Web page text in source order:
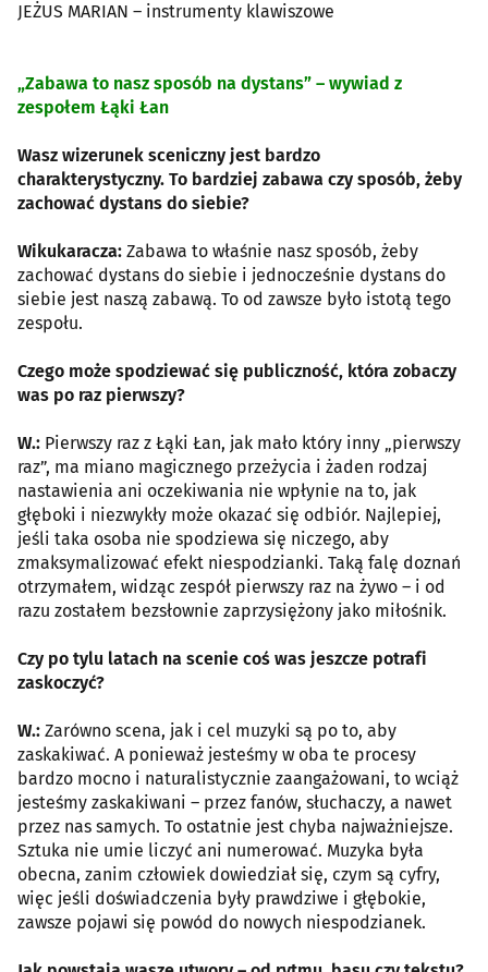
JEŻUS MARIAN – instrumenty klawiszowe
„Zabawa to nasz sposób na dystans” – wywiad z
zespołem Łąki Łan
Wasz wizerunek sceniczny jest bardzo
charakterystyczny. To bardziej zabawa czy sposób, żeby
zachować dystans do siebie?
Wikukaracza: Zabawa to właśnie nasz sposób, żeby
zachować dystans do siebie i jednocześnie dystans do
siebie jest naszą zabawą. To od zawsze było istotą tego
zespołu.
Czego może spodziewać się publiczność, która zobaczy
was po raz pierwszy?
W.: Pierwszy raz z Łąki Łan, jak mało który inny „pierwszy
raz”, ma miano magicznego przeżycia i żaden rodzaj
nastawienia ani oczekiwania nie wpłynie na to, jak
głęboki i niezwykły może okazać się odbiór. Najlepiej,
jeśli taka osoba nie spodziewa się niczego, aby
zmaksymalizować efekt niespodzianki. Taką falę doznań
otrzymałem, widząc zespół pierwszy raz na żywo – i od
razu zostałem bezsłownie zaprzysiężony jako miłośnik.
Czy po tylu latach na scenie coś was jeszcze potrafi
zaskoczyć?
W.: Zarówno scena, jak i cel muzyki są po to, aby
zaskakiwać. A ponieważ jesteśmy w oba te procesy
bardzo mocno i naturalistycznie zaangażowani, to wciąż
jesteśmy zaskakiwani – przez fanów, słuchaczy, a nawet
przez nas samych. To ostatnie jest chyba najważniejsze.
Sztuka nie umie liczyć ani numerować. Muzyka była
obecna, zanim człowiek dowiedział się, czym są cyfry,
więc jeśli doświadczenia były prawdziwe i głębokie,
zawsze pojawi się powód do nowych niespodzianek.